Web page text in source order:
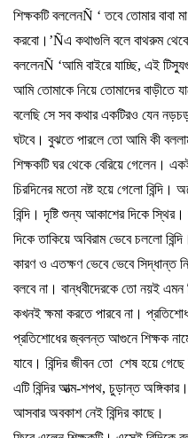
শিক্ষকটি বললেনÑ ‘তবে তোমার বাবা মা
করবো। ’Ñএ কথাগুলি বলে বাথরুম
বললেনÑ ‘আমি বাইরে যাচ্ছি, এই
আমি তোমাকে নিয়ে তোমাদের বাড়ীতে
বলেছি সে সব কথার একটিরও যেন
ঘটবে। বুঝতে পারলে তো আমি কী
শিক্ষকটি ঘর থেকে বেরিয়ে গেলেন।
চিরদিনের মতো নষ্ট হয়ে গেলো বিন্দি।
বিন্দি। দৃষ্টি শুন্য আকাশের দিকে স্থির।
দিকে তাকিয়ে অবিরাম ভেবে চললো বিন্দি।
কারণ ও এতক্ষণ ভেবে ভেবে সিদ্ধান্ত
বলবে না। বান্ধবীদেরকে তো নয়ই এমন
কখনই ক্ষমা করতে পারবে না।
প্রতিশোধের জ্বলন্ত আগুনে শিক্ষক
যাবে। বিন্দির জীবন তো শেষ হয়ে গেছে
এটি বিন্দির আত্ম-শপথ, চুড়ান্ত অঙ্গিকার।
আসবার অবকাশ নেই বিন্দির কাছে।